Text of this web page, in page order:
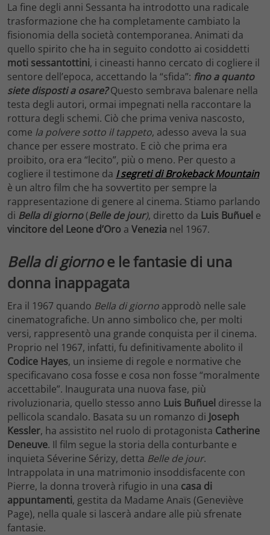
La fine degli anni Sessanta ha introdotto una radicale
trasformazione che ha completamente cambiato la
fisionomia della società contemporanea. Animati da
quello spirito che ha in seguito condotto ai cosiddetti
moti sessantottini, i cineasti hanno cercato di cogliere il
sentore dell’epoca, accettando la “sfida”: fino a quanto
siete disposti a osare?Questo sembrava balenare nella
testa degli autori, ormai impegnati nella raccontare la
rottura degli schemi. Ciò che prima veniva nascosto,
come la polvere sotto il tappeto, adesso aveva la sua
chance per essere mostrato. E ciò che prima era
proibito, ora era “lecito”, più o meno. Per questo a
cogliere il testimone da I segreti di Brokeback Mountain
è un altro film che ha sovvertito per sempre la
rappresentazione di genere al cinema. Stiamo parlando
di Bella di giorno(Belle de jour), diretto da Luis Buñuel e
vincitore del Leone d’Oro a Venezia nel 1967.
Bella di giornoe le fantasie di una
donna inappagata
Era il 1967 quando Bella di giorno approdò nelle sale
cinematografiche. Un anno simbolico che, per molti
versi, rappresentò una grande conquista per il cinema.
Proprio nel 1967, infatti, fu definitivamente abolito il
Codice Hayes, un insieme di regole e normative che
specificavano cosa fosse e cosa non fosse “moralmente
accettabile”. Inaugurata una nuova fase, più
rivoluzionaria, quello stesso anno Luis Buñuel diresse la
pellicola scandalo. Basata su un romanzo di Joseph
Kessler, ha assistito nel ruolo di protagonista Catherine
Deneuve. Il film segue la storia della conturbante e
inquieta Séverine Sérizy, detta Belle de jour.
Intrappolata in una matrimonio insoddisfacente con
Pierre, la donna troverà rifugio in una casa di
appuntamenti, gestita da Madame Anaïs (Geneviève
Page), nella quale si lascerà andare alle più sfrenate
fantasie.